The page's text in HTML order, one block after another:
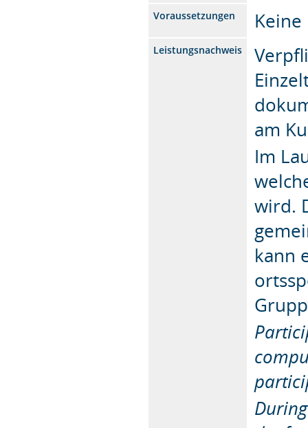
Voraussetzungen Keine
Leistungsnachweis
am
Im
wird.
kann